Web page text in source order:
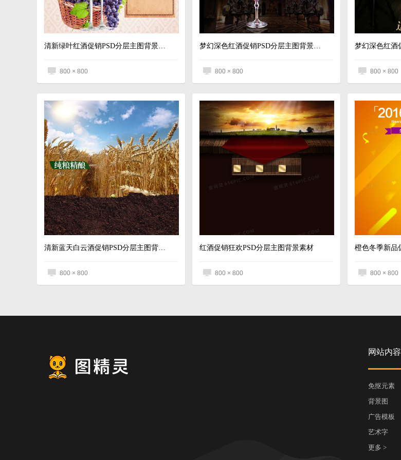
清新绿叶红酒促销PSD分层主图背景素材
800 × 800
梦幻深色红酒促销PSD分层主图背景素材
800 × 800 800 × 800
清新蓝天白云酒促销PSD分层主图背景素材
800 × 800
红酒促销狂欢PSD分层主图背景素材
800 × 800 800 × 800
网站内容
免抠元素
背景图
广告模板
艺术字
更多 >